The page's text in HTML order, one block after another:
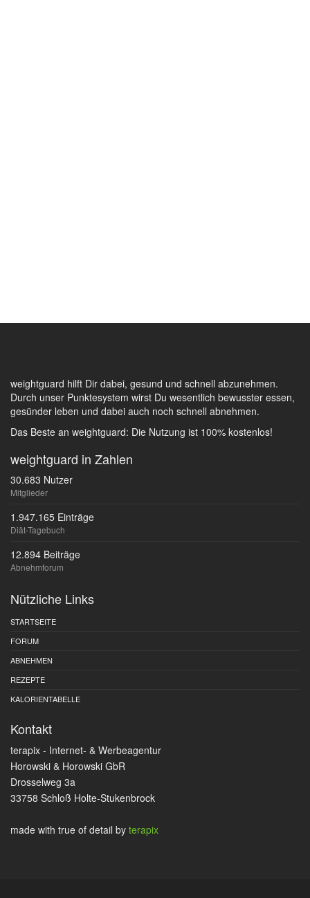
weightguard hilft Dir dabei, gesund und schnell abzunehmen.
Durch unser Punktesystem wirst Du wesentlich bewusster essen,
gesünder leben und dabei auch noch schnell abnehmen.
Das Beste an weightguard: Die Nutzung ist 100% kostenlos!
weightguard in Zahlen
30.683 Nutzer
Mitglieder
1.947.165 Einträge
Diät-Tagebuch
12.894 Beiträge
Abnehmforum
Nützliche Links
STARTSEITE
FORUM
ABNEHMEN
REZEPTE
KALORIENTABELLE
Kontakt
terapix - Internet- & Werbeagentur
Horowski & Horowski GbR
Drosselweg 3a
33758 Schloß Holte-Stukenbrock
made with true of detail by terapix